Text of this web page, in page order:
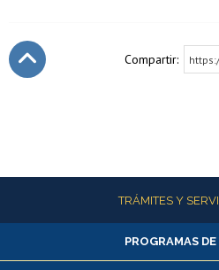
Compartir:
Más informaciónTRÁMITES Y
Alumnas/os y
PROGRAMAS